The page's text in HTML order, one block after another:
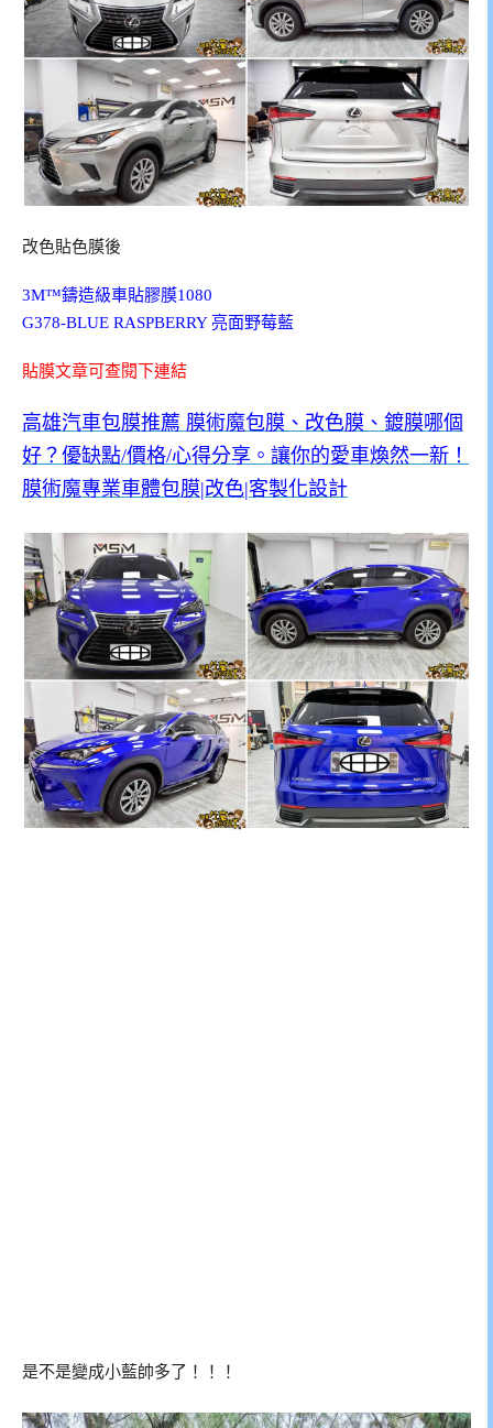
改色貼色膜後
3M™鑄造級車貼膠膜1080
G378-BLUE RASPBERRY 亮面野莓藍
貼膜文章可查閱下連結
高雄汽車包膜推薦 膜術魔包膜、改色膜、鍍膜哪個
好？優缺點/價格/心得分享。讓你的愛車煥然一新！
膜術魔專業車體包膜|改色|客製化設計
是不是變成小藍帥多了！！！